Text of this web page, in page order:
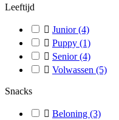
Leeftijd
 Junior(4)
 Puppy (1)
 Senior(4)
 Volwassen (5)
Snacks
 Beloning (3)